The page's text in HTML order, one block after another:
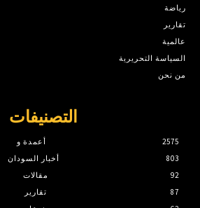
رياضة
تقارير
عالمية
السياسة التحريرية
من نحن
التصنيفات
أعمدة و
2575
أخبار السودان
803
مقالات
92
تقارير
87